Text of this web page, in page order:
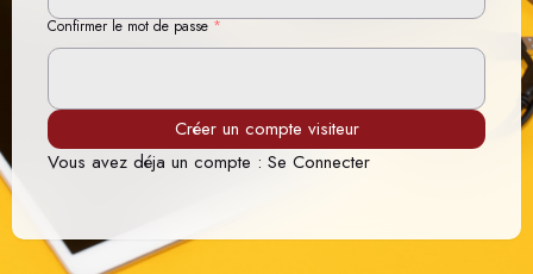
Confirmer le mot de passe*
Créer un compte visiteur
Vous avez déja un compte : Se Connecter